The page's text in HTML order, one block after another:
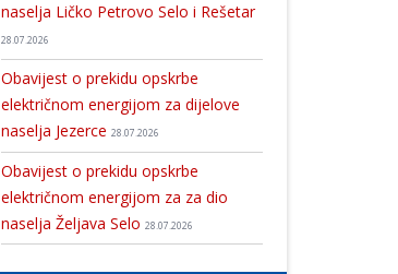
naselja Ličko Petrovo Selo i Rešetar
28.07.2026
Obavijest o prekidu opskrbe
električnom energijom za dijelove
naselja Jezerce 28.07.2026
Obavijest o prekidu opskrbe
električnom energijom za za dio
naselja Željava Selo 28.07.2026